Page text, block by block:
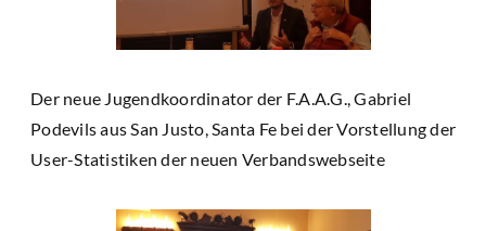
Der neue Jugendkoordinator der F.A.A.G., Gabriel
Podevils aus San Justo, Santa Fe bei der Vorstellung der
User-Statistiken der neuen Verbandswebseite